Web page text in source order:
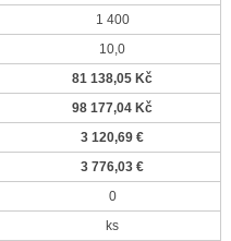
1 400
10,0
81 138,05 Kč
98 177,04 Kč
3 120,69 €
3 776,03 €
0
ks